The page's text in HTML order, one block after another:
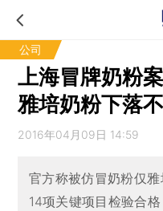
公司
上海冒牌奶粉
雅培奶粉下落
2016年04月09日 14:59
官方称被仿冒奶粉仅
14项关键项目检验合